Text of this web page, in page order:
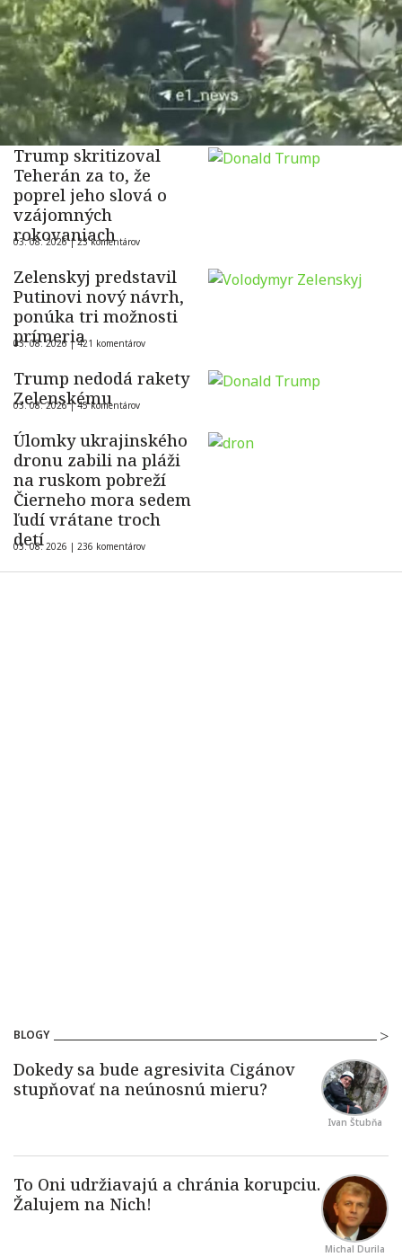
Trump skritizoval
Teherán za to, že
poprel jeho slová o
vzájomných
rokovaniach
03. 08. 2026 |23 komentárov
Zelenskyj predstavil
Putinovi nový návrh,
ponúka tri možnosti
prímeria
03. 08. 2026 |421 komentárov
Trump nedodá rakety
Zelenskému
03. 08. 2026 |45 komentárov
Úlomky ukrajinského
dronu zabili na pláži
na ruskom pobreží
Čierneho mora sedem
ľudí vrátane troch
detí
03. 08. 2026 | 236 komentárov
BLOGY
Ivan Štubňa
Michal Durila